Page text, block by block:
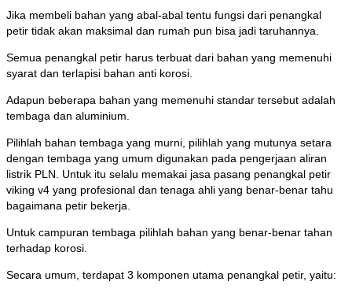
Jika membeli bahan yang abal-abal tentu fungsi dari penangkal
petir tidak akan maksimal dan rumah pun bisa jadi taruhannya.
Semua penangkal petir harus terbuat dari bahan yang memenuhi
syarat dan terlapisi bahan anti korosi.
Adapun beberapa bahan yang memenuhi standar tersebut adalah
tembaga dan aluminium.
Pilihlah bahan tembaga yang murni, pilihlah yang mutunya setara
dengan tembaga yang umum digunakan pada pengerjaan aliran
listrik PLN. Untuk itu selalu memakai jasa pasang penangkal petir
viking v4 yang profesional dan tenaga ahli yang benar-benar tahu
bagaimana petir bekerja.
Untuk campuran tembaga pilihlah bahan yang benar-benar tahan
terhadap korosi.
Secara umum, terdapat 3 komponen utama penangkal petir, yaitu: